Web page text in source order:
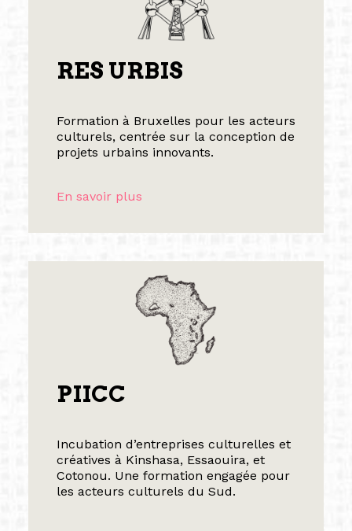
RES URBIS
Formation à Bruxelles pour les acteurs
culturels, centrée sur la conception de
projets urbains innovants.
En savoir plus
PIICC
Incubation d’entreprises culturelles et
créatives à Kinshasa, Essaouira, et
Cotonou. Une formation engagée pour
les acteurs culturels du Sud.